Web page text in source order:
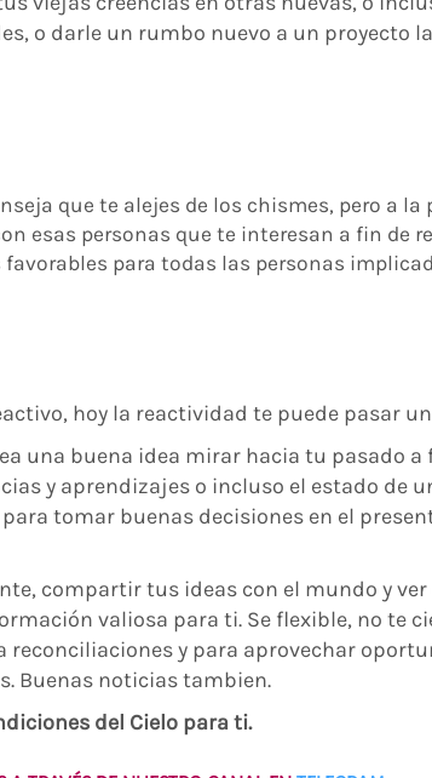
o darle un rumbo nuevo a un proyecto
que te alejes de los chismes, pero a la
esas personas que te interesan a fin de
para todas las personas
hoy la reactividad te puede pasar
una buena idea mirar hacia tu pasado a
y aprendizajes o incluso el estado de
tomar buenas decisiones en el
compartir tus ideas con el mundo y ver
valiosa para ti. Se flexible, no te
reconciliaciones y para aprovechar
Buenas noticias tambien.
del Cielo para ti.